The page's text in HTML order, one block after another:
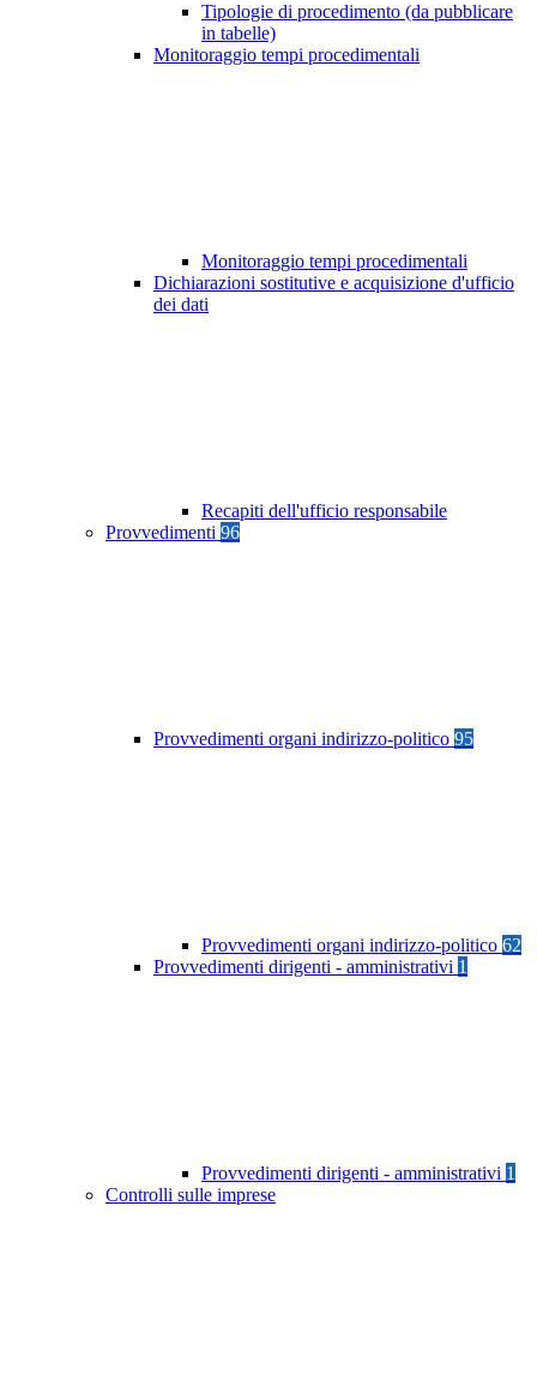
Tipologie di procedimento (da pubblicare
in tabelle)
Monitoraggio tempi procedimentali
Monitoraggio tempi procedimentali
Dichiarazioni sostitutive e acquisizione d'ufficio
dei dati
Recapiti dell'ufficio responsabile
Provvedimenti 96
Provvedimenti organi indirizzo-politico 95
Provvedimenti organi indirizzo-politico 62
Provvedimenti dirigenti - amministrativi 1
Provvedimenti dirigenti - amministrativi 1
Controlli sulle imprese